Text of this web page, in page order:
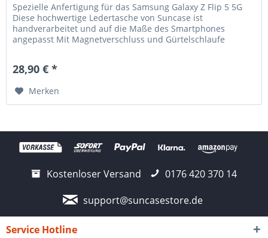
Spezielle Anfertigung für das Samsung Galaxy Z Flip 5 5G
Diese hochwertige Ledertasche von Suncase ist
handverarbeitet und auf die Maße des Smartphones
angepasst Mit Magnetverschluss und Gürtelschlaufe
28,90 € *
Merken
Kostenloser Versand
0176 420 370 14
support@suncasestore.de
Service Hotline